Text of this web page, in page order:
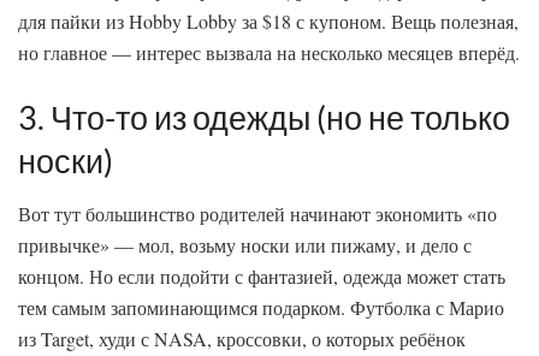
для пайки из Hobby Lobby за $18 с купоном. Вещь полезная,
но главное — интерес вызвала на несколько месяцев вперёд.
3. Что-то из одежды (но не только
носки)
Вот тут большинство родителей начинают экономить «по
привычке» — мол, возьму носки или пижаму, и дело с
концом. Но если подойти с фантазией, одежда может стать
тем самым запоминающимся подарком. Футболка с Марио
из Target, худи с NASA, кроссовки, о которых ребёнок